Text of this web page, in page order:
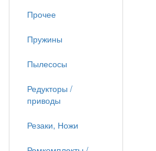
Прочее
Пружины
Пылесосы
Редукторы /
приводы
Резаки, Ножи